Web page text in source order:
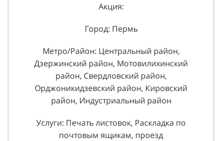
Акция:
Город: Пермь
Метро/Район: Центральный район,
Дзержинский район, Мотовилихинский
район, Свердловский район,
Орджоникидзевский район, Кировский
район, Индустриальный район
Услуги: Печать листовок, Раскладка по
почтовым ящикам, проезд